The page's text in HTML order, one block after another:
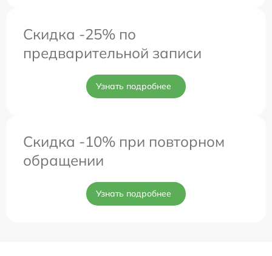
Скидка -25% по
предварительной записи
Узнать подробнее
Скидка -10% при повторном
обращении
Узнать подробнее